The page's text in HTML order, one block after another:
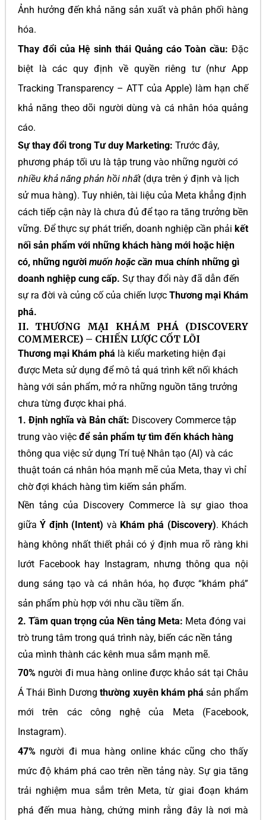
Ảnh hưởng đến khả năng sản xuất và phân phối hàng
hóa.
Thay đổi của Hệ sinh thái Quảng cáo Toàn cầu: Đặc
biệt là các quy định về quyền riêng tư (như App
Tracking Transparency – ATT của Apple) làm hạn chế
khả năng theo dõi người dùng và cá nhân hóa quảng
cáo.
Sự thay đổi trong Tư duy Marketing: Trước đây,
phương pháp tối ưu là tập trung vào những người có
nhiều khả năng phản hồi nhất (dựa trên ý định và lịch
sử mua hàng). Tuy nhiên, tài liệu của Meta khẳng định
cách tiếp cận này là chưa đủ để tạo ra tăng trưởng bền
vững. Để thực sự phát triển, doanh nghiệp cần phải kết
nối sản phẩm với những khách hàng mới hoặc hiện
có, những người muốn hoặc cần mua chính những gì
doanh nghiệp cung cấp. Sự thay đổi này đã dẫn đến
sự ra đời và củng cố của chiến lược Thương mại Khám
phá.
II. THƯƠNG MẠI KHÁM PHÁ (DISCOVERY
COMMERCE) – CHIẾN LƯỢC CỐT LÕI
Thương mại Khám phá là kiểu marketing hiện đại
được Meta sử dụng để mô tả quá trình kết nối khách
hàng với sản phẩm, mở ra những nguồn tăng trưởng
chưa từng được khai phá.
1. Định nghĩa và Bản chất: Discovery Commerce tập
trung vào việc để sản phẩm tự tìm đến khách hàng
thông qua việc sử dụng Trí tuệ Nhân tạo (AI) và các
thuật toán cá nhân hóa mạnh mẽ của Meta, thay vì chỉ
chờ đợi khách hàng tìm kiếm sản phẩm.
Nền tảng của Discovery Commerce là sự giao thoa
giữaÝ định (Intent) và Khám phá (Discovery). Khách
hàng không nhất thiết phải có ý định mua rõ ràng khi
lướt Facebook hay Instagram, nhưng thông qua nội
dung sáng tạo và cá nhân hóa, họ được “khám phá”
sản phẩm phù hợp với nhu cầu tiềm ẩn.
2. Tầm quan trọng của Nền tảng Meta: Meta đóng vai
trò trung tâm trong quá trình này, biến các nền tảng
của mình thành các kênh mua sắm mạnh mẽ.
70% người đi mua hàng online được khảo sát tại Châu
Á Thái Bình Dươngthường xuyên khám phá sản phẩm
mới trên các công nghệ của Meta (Facebook,
Instagram).
47% người đi mua hàng online khác cũng cho thấy
mức độ khám phá cao trên nền tảng này. Sự gia tăng
trải nghiệm mua sắm trên Meta, từ giai đoạn khám
phá đến mua hàng, chứng minh rằng đây là nơi mà